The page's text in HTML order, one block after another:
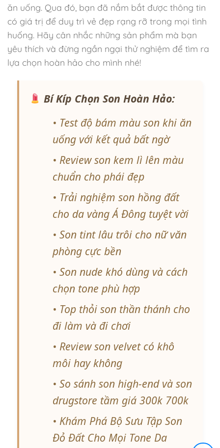
ăn uống. Qua đó, bạn đã nắm bắt được thông tin
có giá trị để duy trì vẻ đẹp rạng rỡ trong mọi tình
huống. Hãy cân nhắc những sản phẩm mà bạn
yêu thích và đừng ngần ngại thử nghiệm để tìm ra
lựa chọn hoàn hảo cho mình nhé!
Bí Kíp Chọn Son Hoàn Hảo:
• Test độ bám màu son khi ăn
uống với kết quả bất ngờ
• Review son kem lì lên màu
chuẩn cho phái đẹp
• Trải nghiệm son hồng đất
cho da vàng Á Đông tuyệt vời
• Son tint lâu trôi cho nữ văn
phòng cực bền
• Son nude khó dùng và cách
chọn tone phù hợp
• Top thỏi son thần thánh cho
đi làm và đi chơi
• Review son velvet có khô
môi hay không
• So sánh son high-end và son
drugstore tầm giá 300k 700k
• Khám Phá Bộ Sưu Tập Son
Đỏ Đất Cho Mọi Tone Da